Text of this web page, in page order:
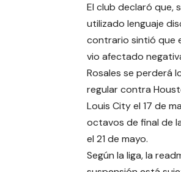
El club declaró que,
utilizado lenguaje
contrario sintió que
vio afectado
Rosales se perderá
regular contra
Louis City el 17 de
octavos de final de
el 21 de mayo.
Según la liga, la